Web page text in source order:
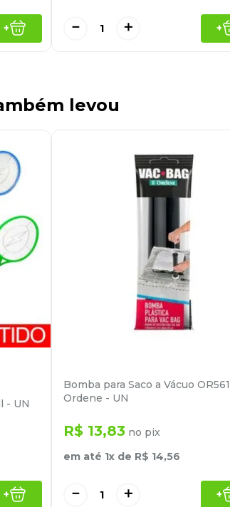
+ ＋
－ +
levou
- UN
+
Bomba para Saco a Vácuo
Ordene - UN
R$ 13,83 no pix
em até 1x de R$ 14,56
＋
－ +